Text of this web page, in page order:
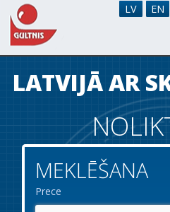
LV EN
Par mums
Noliktava
Kontakti
LATVIJĀ AR
MEKLĒŠANA
Prece